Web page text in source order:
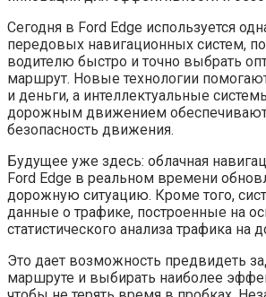
Сегодня в Ford Edge используется
передовых навигационных систем,
водителю быстро и точно выбрать
маршрут. Новые технологии
и деньги, а интеллектуальные
дорожным движением
безопасность движения.
Будущее уже здесь: облачная
Ford Edge в реальном времени
дорожную ситуацию. Кроме того,
данные о трафике, построенные на
статистического анализа трафика на
Это дает возможность предвидеть
маршруте и выбирать наиболее